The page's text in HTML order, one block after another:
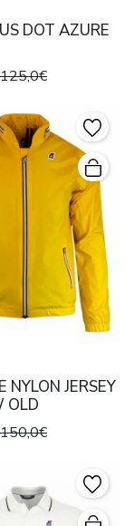
DOT AZURE
125,0€
NYLON JERSEY
OLD
150,0€